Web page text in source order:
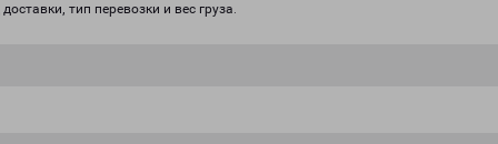
тип перевозки и вес груза.